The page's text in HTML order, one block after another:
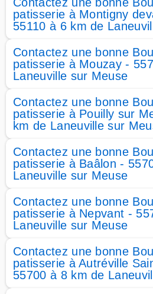
patisserie à Montigny
55110 à 6 km de
Contactez une bonne
patisserie à Mouzay -
Laneuville sur Meuse
Contactez une bonne
patisserie à Pouilly sur
km de Laneuville sur
Contactez une bonne
patisserie à Baâlon -
Laneuville sur Meuse
Contactez une bonne
patisserie à Nepvant -
Laneuville sur Meuse
Contactez une bonne
patisserie à Autréville
55700 à 8 km de